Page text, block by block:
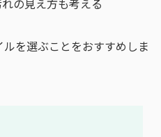
を選ぶことをおすすめしま